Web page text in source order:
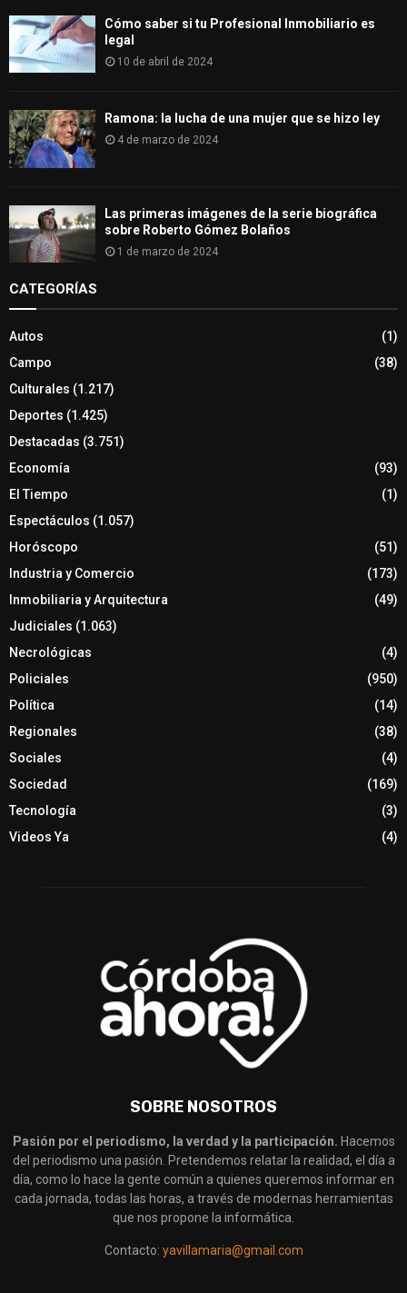
Cómo saber si tu Profesional Inmobiliario es
legal
10 de abril de 2024
Ramona: la lucha de una mujer que se hizo ley
4 de marzo de 2024
Las primeras imágenes de la serie biográfica
sobre Roberto Gómez Bolaños
1 de marzo de 2024
CATEGORÍAS
Autos
(1)
Campo
(38)
Culturales (1.217)
Deportes (1.425)
Destacadas (3.751)
Economía
(93)
El Tiempo
(1)
Espectáculos (1.057)
Horóscopo
(51)
Industria y Comercio
(173)
Inmobiliaria y Arquitectura
(49)
Judiciales (1.063)
Necrológicas
(4)
Policiales
(950)
Política
(14)
Regionales
(38)
Sociales
(4)
Sociedad
(169)
Tecnología
(3)
Videos Ya
(4)
SOBRE NOSOTROS
Pasión por el periodismo, la verdad y la participación. Hacemos
del periodismo una pasión. Pretendemos relatar la realidad, el día a
día, como lo hace la gente común a quienes queremos informar en
cada jornada, todas las horas, a través de modernas herramientas
que nos propone la informática.
Contacto: yavillamaria@gmail.com